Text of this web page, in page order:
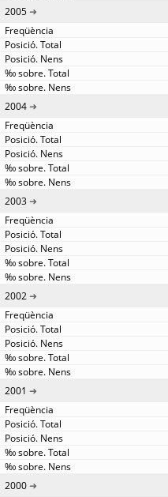
2005
2004
2003
2002
2001
2000